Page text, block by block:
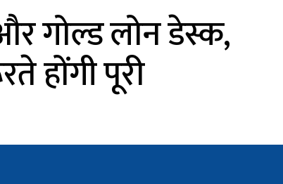
गोल्ड लोन डेस्क,
होंगी पूरी